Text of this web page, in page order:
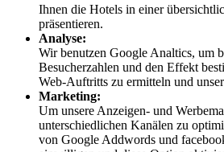
Ihnen die Hotels in einer
präsentieren.
Analyse:
Wir benutzen Google Analtics, um
Besucherzahlen und den Effekt
Web-Auftritts zu ermitteln und
Marketing:
Um unsere Anzeigen- und
unterschiedlichen Kanälen zu
von Google Addwords und